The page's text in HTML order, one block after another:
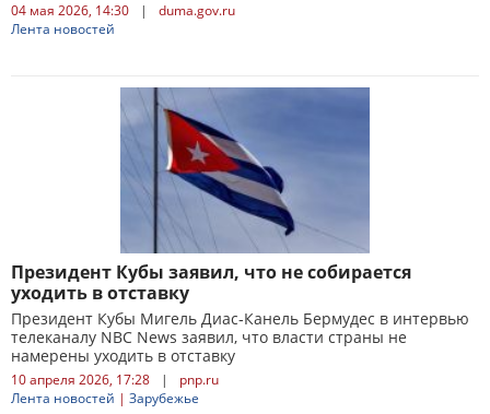
04 мая 2026, 14:30 |
duma.gov.ru
Лента новостей
Президент Кубы заявил, что не собирается
уходить в отставку
Президент Кубы Мигель Диас‑Канель Бермудес в интервью
телеканалу NBC News заявил, что власти страны не
намерены уходить в отставку
10 апреля 2026, 17:28 |
pnp.ru
Лента новостей | Зарубежье